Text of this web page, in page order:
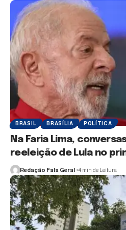
BRASIL BRASÍLIA POLÍTICA
Na Faria Lima,
reeleição de Lula no
Redação Fala Geral 4 min de Leitura